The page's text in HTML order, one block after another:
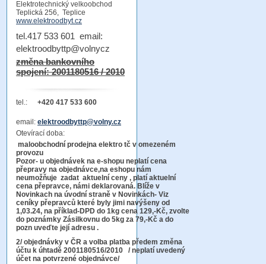
Elektrotechnický velkoobchod
Teplická 256, Teplice
www.elektroodbyt.cz
tel.417 533 601 email:
elektroodbyttp@volnycz
změna bankovního
spojení: 2001180516 / 2010
tel.: +420 417 533 600
email: elektroodbyttp@volny.cz
Otevírací doba:
maloobchodní prodejna elektro tč v omezeném
provozu
Pozor- u objednávek na e-shopu neplatí cena
přepravy na objednávce,na eshopu nám
neumožňuje zadat aktuelní ceny , platí aktuelní
cena přepravce, námi deklarovaná. Blíže v
Novinkach na úvodní straně v Novinkách- Viz
ceníky přepravců které byly jimi navýšeny od
1,03.24, na příklad-DPD do 1kg cena 129,-Kč, zvolte
do poznámky Zásilkovnu do 5kg za 79,-Kč a do
pozn uveďte její adresu .
2/ objednávky v ČR a volba platba předem změna
účtu k úhtadě 2001180516/2010 / neplatí uvedený
účet na potvrzené objednávce/